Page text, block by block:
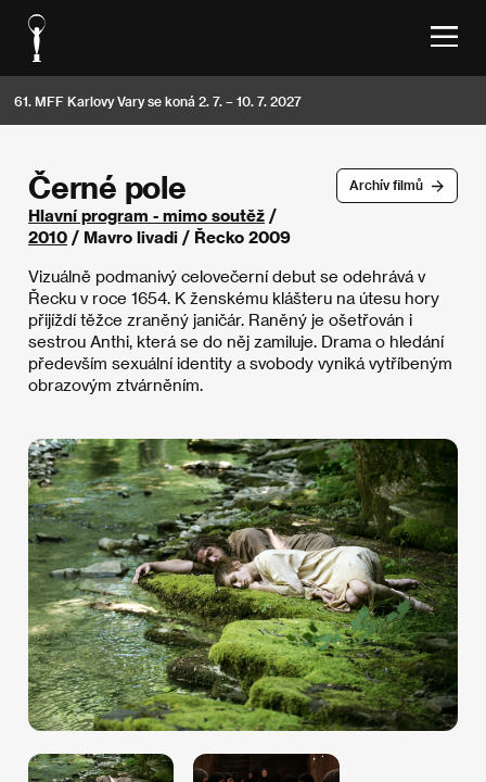
61. MFF Karlovy Vary se koná 2. 7. – 10. 7. 2027
Archív filmů
Černé pole
Hlavní program - mimo soutěž /
2010 / Mavro livadi / Řecko 2009
Vizuálně podmanivý celovečerní debut se odehrává v
Řecku v roce 1654. K ženskému klášteru na útesu hory
přijíždí těžce zraněný janičár. Raněný je ošetřován i
sestrou Anthi, která se do něj zamiluje. Drama o hledání
především sexuální identity a svobody vyniká vytříbeným
obrazovým ztvárněním.